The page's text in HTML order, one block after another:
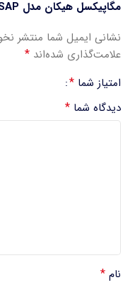
مگاپیکسل هیکان مدل HK-IPC-HBW6765SAP”
نشانی ایمیل شما منتشر
علامت‌گذاری شده‌اند *
امتیاز شما *
دیدگاه شما *
نام *